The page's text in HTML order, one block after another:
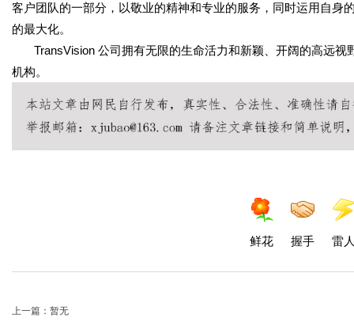
客户团队的一部分，以敬业的精神和专业的服务，同时运用自身
的最大化。
TransVision 公司拥有无限的生命活力和新颖、开阔的高远
机构。
鲜花 握手 雷
上一篇：暂无